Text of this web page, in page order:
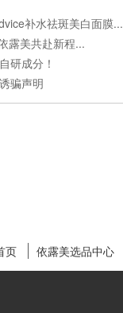
补水祛斑美白面膜...
露美共赴新程...
研成分！
骗声明
页 依露美选品中心